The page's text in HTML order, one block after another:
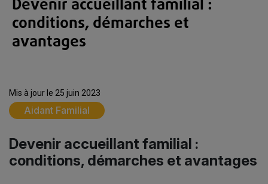
Devenir accueillant familial :
conditions, démarches et
avantages
Mis à jour le 25 juin 2023
Aidant Familial
Devenir accueillant familial :
conditions, démarches et avantages